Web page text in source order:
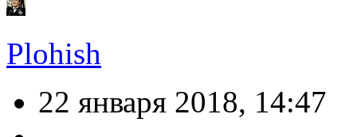
Plohish
22 января 2018, 14:47